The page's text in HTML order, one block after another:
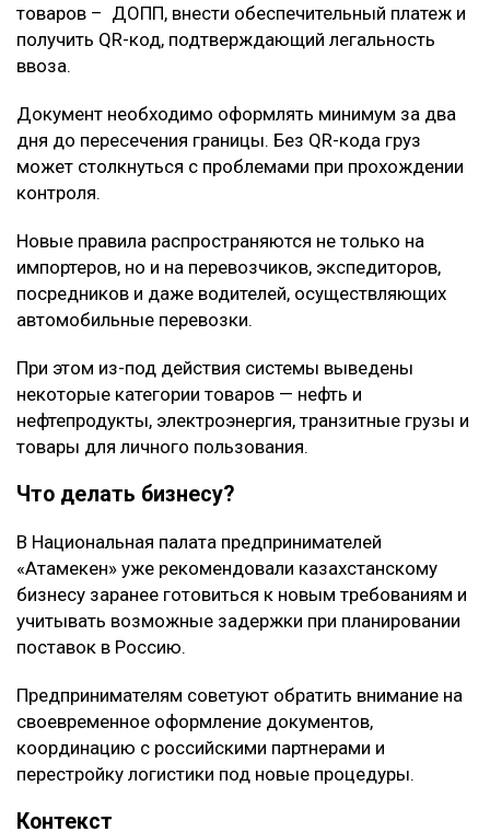
товаров – ДОПП, внести обеспечительный платеж и
получить QR-код, подтверждающий легальность
ввоза.
Документ необходимо оформлять минимум за два
дня до пересечения границы. Без QR-кода груз
может столкнуться с проблемами при прохождении
контроля.
Новые правила распространяются не только на
импортеров, но и на перевозчиков, экспедиторов,
посредников и даже водителей, осуществляющих
автомобильные перевозки.
При этом из-под действия системы выведены
некоторые категории товаров — нефть и
нефтепродукты, электроэнергия, транзитные грузы и
товары для личного пользования.
Что делать бизнесу?
В Национальная палата предпринимателей
«Атамекен» уже рекомендовали казахстанскому
бизнесу заранее готовиться к новым требованиям и
учитывать возможные задержки при планировании
поставок в Россию.
Предпринимателям советуют обратить внимание на
своевременное оформление документов,
координацию с российскими партнерами и
перестройку логистики под новые процедуры.
Контекст